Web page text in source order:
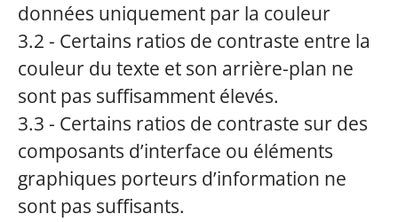
données uniquement par la couleur
3.2 - Certains ratios de contraste entre la
couleur du texte et son arrière-plan ne
sont pas suffisamment élevés.
3.3 - Certains ratios de contraste sur des
composants d’interface ou éléments
graphiques porteurs d’information ne
sont pas suffisants.